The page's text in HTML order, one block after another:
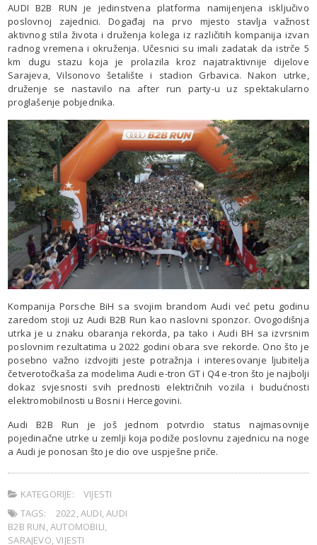
AUDI B2B RUN je jedinstvena platforma namijenjena isključivo
poslovnoj zajednici. Događaj na prvo mjesto stavlja važnost
aktivnog stila života i druženja kolega iz različitih kompanija izvan
radnog vremena i okruženja. Učesnici su imali zadatak da istrče 5
km dugu stazu koja je prolazila kroz najatraktivnije dijelove
Sarajeva, Vilsonovo šetalište i stadion Grbavica. Nakon utrke,
druženje se nastavilo na after run party-u uz spektakularno
proglašenje pobjednika.
Kompanija Porsche BiH sa svojim brandom Audi već petu godinu
zaredom stoji uz Audi B2B Run kao naslovni sponzor. Ovogodišnja
utrka je u znaku obaranja rekorda, pa tako i Audi BH sa izvrsnim
poslovnim rezultatima u 2022 godini obara sve rekorde. Ono što je
posebno važno izdvojiti jeste potražnja i interesovanje ljubitelja
četverotočkaša za modelima Audi e-tron GT i Q4 e-tron što je najbolji
dokaz svjesnosti svih prednosti električnih vozila i budućnosti
elektromobilnosti u Bosni i Hercegovini.
Audi B2B Run je još jednom potvrdio status najmasovnije
pojedinačne utrke u zemlji koja podiže poslovnu zajednicu na noge
a Audi je ponosan što je dio ove uspješne priče.
KATEGORIJE:
VIJESTI
TAGS:
2022,AUDI,AUDI
B2B RUN,AUTOMOBILI,
SARAJEVO,VIJESTI